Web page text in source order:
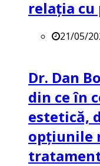
relația cu
21/05/
Dr. Dan
din ce în
estetică,
opțiunile